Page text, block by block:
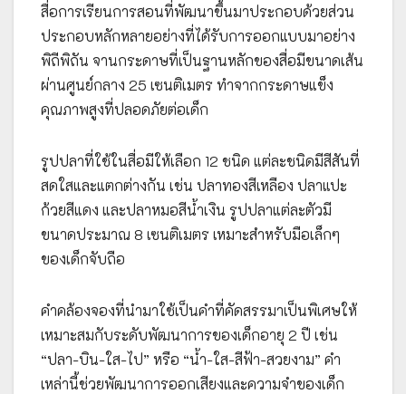
สื่อการเรียนการสอนที่พัฒนาขึ้นมาประกอบด้วยส่วน
ประกอบหลักหลายอย่างที่ได้รับการออกแบบมาอย่าง
พิถีพิถัน จานกระดาษที่เป็นฐานหลักของสื่อมีขนาดเส้น
ผ่านศูนย์กลาง 25 เซนติเมตร ทำจากกระดาษแข็ง
คุณภาพสูงที่ปลอดภัยต่อเด็ก
รูปปลาที่ใช้ในสื่อมีให้เลือก 12 ชนิด แต่ละชนิดมีสีสันที่
สดใสและแตกต่างกัน เช่น ปลาทองสีเหลือง ปลาแปะ
ก้วยสีแดง และปลาหมอสีน้ำเงิน รูปปลาแต่ละตัวมี
ขนาดประมาณ 8 เซนติเมตร เหมาะสำหรับมือเล็กๆ
ของเด็กจับถือ
คำคล้องจองที่นำมาใช้เป็นคำที่คัดสรรมาเป็นพิเศษให้
เหมาะสมกับระดับพัฒนาการของเด็กอายุ 2 ปี เช่น
“ปลา-บิน-ใส-ไป” หรือ “น้ำ-ใส-สีฟ้า-สวยงาม” คำ
เหล่านี้ช่วยพัฒนาการออกเสียงและความจำของเด็ก